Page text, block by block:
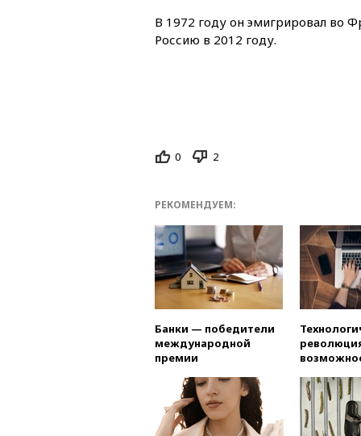
В 1972 году он эмигрировал во
Россию в 2012 году.
0 2
РЕКОМЕНДУЕМ:
Банки — победители
международной
премии